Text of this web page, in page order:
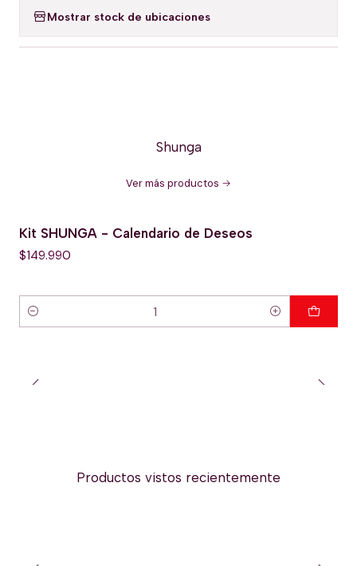
Mostrar stock de ubicaciones
Shunga
Ver más productos
Kit SHUNGA - Calendario de Deseos
$149.990
Cantidad
Productos vistos recientemente